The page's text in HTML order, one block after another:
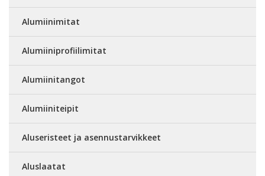
Alumiinimitat
Alumiiniprofiilimitat
Alumiinitangot
Alumiiniteipit
Aluseristeet ja asennustarvikkeet
Aluslaatat